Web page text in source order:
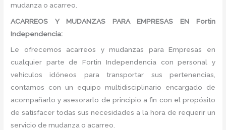
mudanza o acarreo.
ACARREOS Y MUDANZAS PARA EMPRESAS EN Fortin
Independencia:
Le ofrecemos acarreos y mudanzas para Empresas en
cualquier parte de Fortin Independencia con personal y
vehículos idóneos para transportar sus pertenencias,
contamos con un equipo multidisciplinario encargado de
acompañarlo y asesorarlo de principio a fin con el propósito
de satisfacer todas sus necesidades a la hora de requerir un
servicio de mudanza o acarreo.